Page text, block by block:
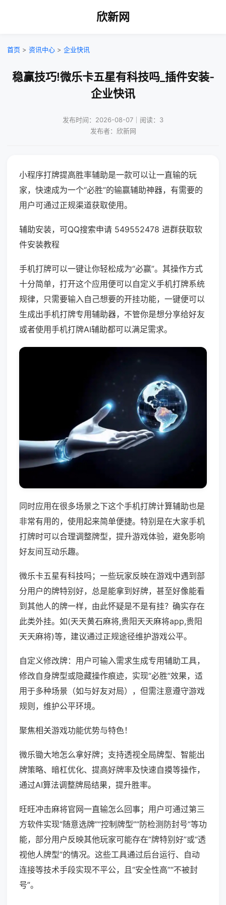
欣新网
首页 > 资讯中心 > 企业快讯
稳赢技巧!微乐卡五星有科技吗_插件安装-
企业快讯
发布时间：2026-08-07｜阅读：3
发布者：欣新网
小程序打牌提高胜率辅助是一款可以让一直输的玩
家，快速成为一个“必胜”的输赢辅助神器，有需要的
用户可通过正规渠道获取使用。
辅助安装，可QQ搜索申请 549552478 进群获取软
件安装教程
手机打牌可以一键让你轻松成为“必赢”。其操作方式
十分简单，打开这个应用便可以自定义手机打牌系统
规律，只需要输入自己想要的开挂功能，一键便可以
生成出手机打牌专用辅助器，不管你是想分享给好友
或者使用手机打牌AI辅助都可以满足需求。
同时应用在很多场景之下这个手机打牌计算辅助也是
非常有用的，使用起来简单便捷。特别是在大家手机
打牌时可以合理调整牌型，提升游戏体验，避免影响
好友间互动乐趣。
微乐卡五星有科技吗；一些玩家反映在游戏中遇到部
分用户的牌特别好，总是能拿到好牌，甚至好像能看
到其他人的牌一样，由此怀疑是不是有挂？确实存在
此类外挂。如(天天黄石麻将,贵阳天天麻将app,贵阳
天天麻将)等，建议通过正规途径维护游戏公平。
自定义修改牌：用户可输入需求生成专用辅助工具，
修改自身牌型或隐藏操作痕迹，实现“必胜”效果，适
用于多种场景（如与好友对局），但需注意遵守游戏
规则，维护公平环境。
聚焦相关游戏功能优势与特色！
微乐锄大地怎么拿好牌；支持透视全局牌型、智能出
牌策略、暗杠优化、提高好牌率及快速自摸等操作，
通过AI算法调整牌局结果，提升胜率。
旺旺冲击麻将官网一直输怎么回事；用户可通过第三
方软件实现“随意选牌”“控制牌型”“防检测防封号”等功
能，部分用户反映其他玩家可能存在“牌特别好”或“透
视他人牌型”的情况。这些工具通过后台运行、自动
连接等技术手段实现不平公，且“安全性高”“不被封
号”。